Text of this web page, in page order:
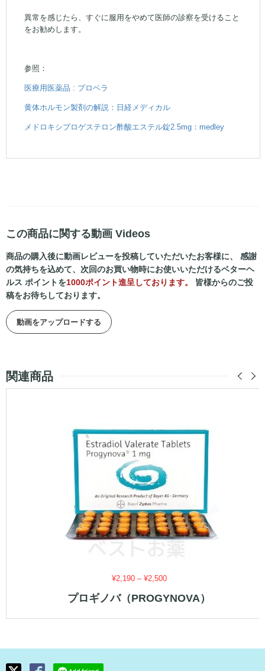
異常を感じたら、すぐに服用をやめて医師の診察を受けること
をお勧めします。
参照：
医療用医薬品 : プロベラ
黄体ホルモン製剤の解説：日経メディカル
メドロキシプロゲステロン酢酸エステル錠2.5mg：medley
この商品に関する動画 Videos
商品の購入後に動画レビューを投稿していただいたお客様に、 感謝
の気持ちを込めて、次回のお買い物時にお使いいただけるベターヘ
ルス ポイントを1000ポイント進呈しております。
皆様からのご投
稿をお待ちしております。
動画をアップロードする
関連商品
¥2,190 –¥2,500価
帯:
プロギノバ（PROGYNOVA）